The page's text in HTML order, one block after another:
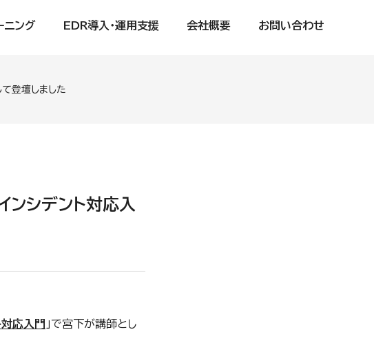
ニング EDR導入・運用支援 会社概要 お問い合わせ
登壇しました
シデント対応入
応入門 」で宮下が講師とし